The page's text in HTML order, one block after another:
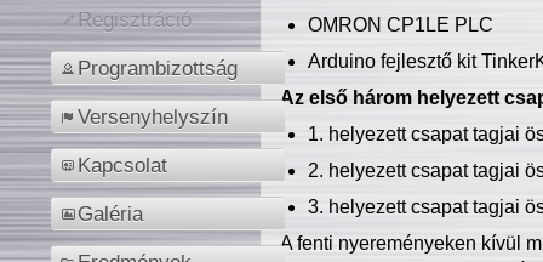
Regisztráció
Programbizottság
Versenyhelyszín
Kapcsolat
Galéria
OMRON CP1LE PLC
Arduino fejlesztő kit
Az első három helyezett
1. helyezett csapat tagjai
2. helyezett csapat tagjai
3. helyezett csapat tagjai
A fenti nyereményeken kívül